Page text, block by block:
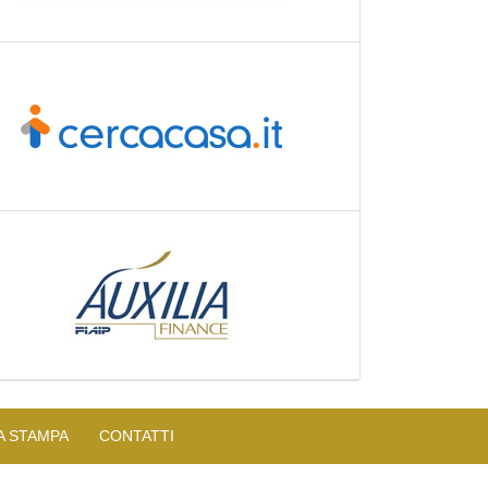
STAMPA CONTATTI